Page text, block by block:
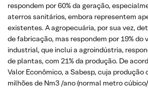
respondem por 60% da geração,
aterros sanitários, embora representem
existentes. A agropecuária, por sua vez,
de fabricação, mas respondem por 19% do
industrial, que inclui a agroindústria,
de plantas, com 21% da produção. De
Valor Econômico, a Sabesp, cuja produção
milhões de Nm3 /ano (normal metro